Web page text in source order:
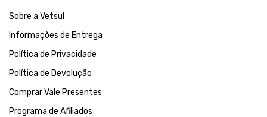
Sobre a Vetsul
Informações de Entrega
Política de Privacidade
Política de Devolução
Comprar Vale Presentes
Programa de Afiliados